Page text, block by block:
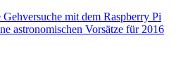
Gehversuche mit dem Raspberry Pi
astronomischen Vorsätze für 2016